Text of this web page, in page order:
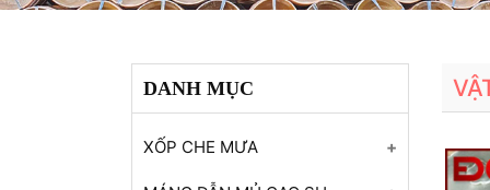
DANH MỤC
XỐP CHE MƯA
Xốp che mưa